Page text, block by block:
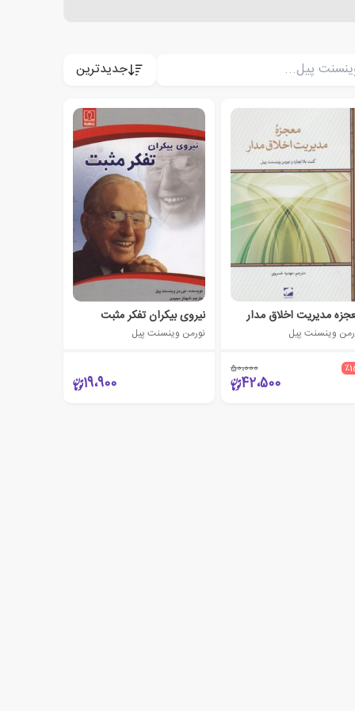
جدیدترین
مدیریت اخلاق مدار
وینسنت پیل
50،000
42،500
نیروی بیکران تفکر مثبت
نورمن وینسنت پیل
19،900